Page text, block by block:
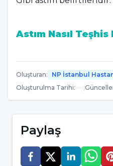
Astım Nasıl Teşhis
önemlidir. Astım
bir uzmana
hastalık teşhis edilip
etapta hemen teşhis
değildir. Astım
teşhis edilebilir.
belirti olup olmadığı
Oluşturan:
NP İstanbul
Oluşturulma Tarihi: |
Paylaş